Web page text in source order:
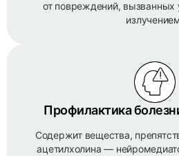
от повреждений, вызванных
Профилактика
Содержит вещества,
ацетилхолина —